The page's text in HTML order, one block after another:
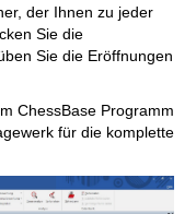
der Ihnen zu jeder
Sie die
Sie die Eröffnungen
ChessBase Programm
für die komplette